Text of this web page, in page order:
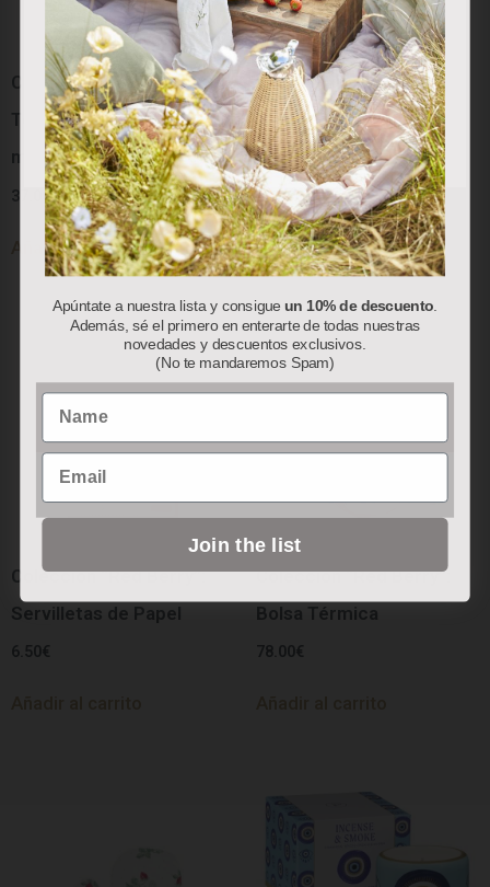
Colección “Red Berry”:
Termo Blanco Berry (800
ml)
37.00€
Añadir al carrito
Colección “Red Berry”:
Mug Porcelana
27.50€
Añadir al carrito
Colección “Red Berry”:
Servilletas de Papel
6.50€
Colección “Red Berry”:
Bolsa Térmica
78.00€
sus hábitos de navegación (por ejemplo, páginas
visitadas). Puede obtener más información y configurar
sus preferencias.
Aceptar Rechazar Personalizar
Apúntate a nuestra lista y consigue un 10% de descuento
Además, sé el primero en enterarte de todas nuestras
novedades y descuentos exclusivos.
(No te mandaremos Spam)
Name
Email
Join the list